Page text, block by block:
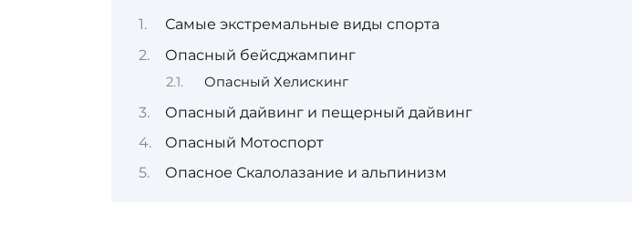
Самые экстремальные виды спорта
Опасный бейсджампинг
Опасный Хелискинг
Опасный дайвинг и пещерный дайвинг
Опасный Мотоспорт
Опасное Скалолазание и альпинизм